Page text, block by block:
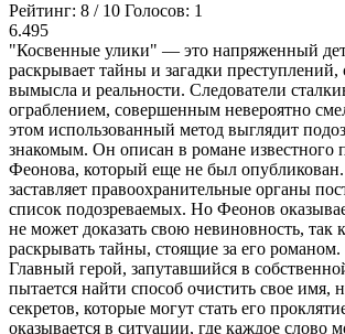
Рейтинг: 8 / 10 Голосов: 1
6.495
"Косвенные улики" — это напряженный
раскрывает тайны и загадки
вымысла и реальности. Следователи
ограблением, совершенным невероятно
этом использованный метод выглядит
знакомым. Он описан в романе известного
Феонова, который еще не был опубликован.
заставляет правоохранительные органы
список подозреваемых. Но Феонов
не может доказать свою невиновность, так
раскрывать тайны, стоящие за его романом.
Главный герой, запутавшийся в
пытается найти способ очистить свое имя,
секретов, которые могут стать его
оказывается в ситуации, где каждое слово